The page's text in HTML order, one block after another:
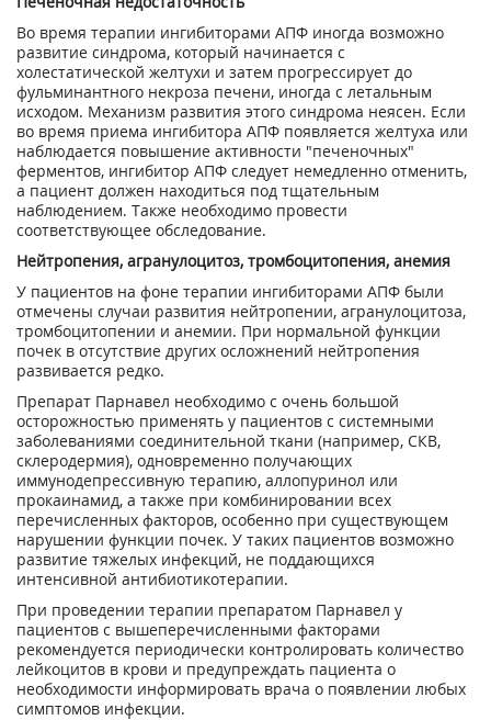
Во время терапии ингибиторами АПФ иногда возможно
развитие синдрома, который начинается с
холестатической желтухи и затем прогрессирует до
фульминантного некроза печени, иногда с летальным
исходом. Механизм развития этого синдрома неясен. Если
во время приема ингибитора АПФ появляется желтуха или
наблюдается повышение активности "печеночных"
ферментов, ингибитор АПФ следует немедленно отменить,
а пациент должен находиться под тщательным
наблюдением. Также необходимо провести
соответствующее обследование.
Нейтропения, агранулоцитоз, тромбоцитопения, анемия
У пациентов на фоне терапии ингибиторами АПФ были
отмечены случаи развития нейтропении, агранулоцитоза,
тромбоцитопении и анемии. При нормальной функции
почек в отсутствие других осложнений нейтропения
развивается редко.
Препарат Парнавел необходимо с очень большой
осторожностью применять у пациентов с системными
заболеваниями соединительной ткани (например, СКВ,
склеродермия), одновременно получающих
иммунодепрессивную терапию, аллопуринол или
прокаинамид, а также при комбинировании всех
перечисленных факторов, особенно при существующем
нарушении функции почек. У таких пациентов возможно
развитие тяжелых инфекций, не поддающихся
интенсивной антибиотикотерапии.
При проведении терапии препаратом Парнавел у
пациентов с вышеперечисленными факторами
рекомендуется периодически контролировать количество
лейкоцитов в крови и предупреждать пациента о
необходимости информировать врача о появлении любых
симптомов инфекции.